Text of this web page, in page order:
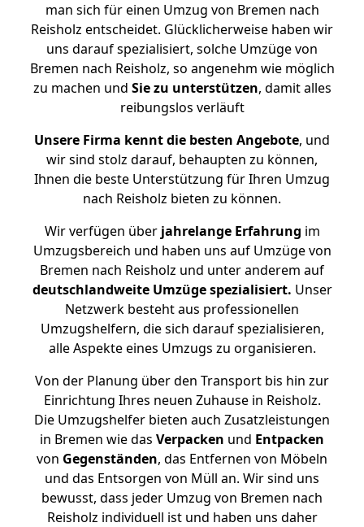
man sich für einen Umzug von Bremen nach
Reisholz entscheidet. Glücklicherweise haben wir
uns darauf spezialisiert, solche Umzüge von
Bremen nach Reisholz, so angenehm wie möglich
zu machen und Sie zu unterstützen, damit alles
reibungslos verläuft
Unsere Firma kennt die besten Angebote, und
wir sind stolz darauf, behaupten zu können,
Ihnen die beste Unterstützung für Ihren Umzug
nach Reisholz bieten zu können.
Wir verfügen überjahrelange Erfahrung im
Umzugsbereich und haben uns auf Umzüge von
Bremen nach Reisholz und unter anderem auf
deutschlandweite Umzüge spezialisiert. Unser
Netzwerk besteht aus professionellen
Umzugshelfern, die sich darauf spezialisieren,
alle Aspekte eines Umzugs zu organisieren.
Von der Planung über den Transport bis hin zur
Einrichtung Ihres neuen Zuhause in Reisholz.
Die Umzugshelfer bieten auch Zusatzleistungen
in Bremen wie das Verpacken und Entpacken
von Gegenständen, das Entfernen von Möbeln
und das Entsorgen von Müll an. Wir sind uns
bewusst, dass jeder Umzug von Bremen nach
Reisholz individuell ist und haben uns daher